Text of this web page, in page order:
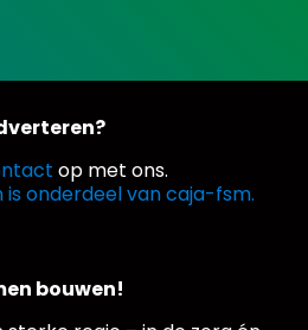
op met ons.
is onderdeel van caja-fsm.
bouwen!